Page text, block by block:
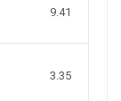
9.41
3.35